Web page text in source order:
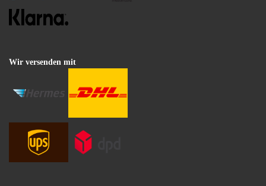
Wir versenden mit